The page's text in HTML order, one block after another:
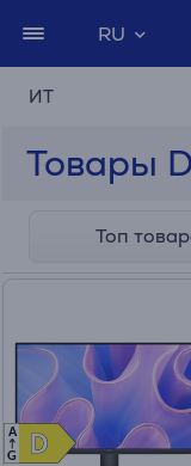
RU
ИТ
Товары
Топ
D
D
A
G